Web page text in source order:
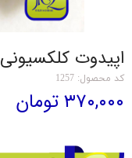
اپیدوت کلکسیونی
کد محصول: 1257
۳۷۰,۰۰۰ تومان